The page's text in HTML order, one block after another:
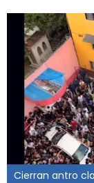
Cierran antro